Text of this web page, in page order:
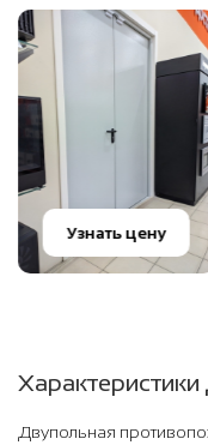
Узнать цену
Двупольная